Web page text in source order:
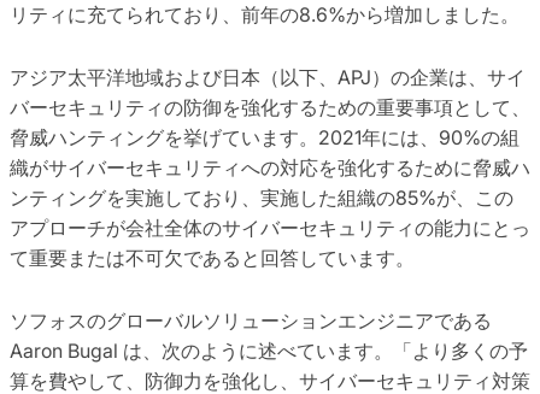
リティに充てられており、前年の8.6%から増加しました。
アジア太平洋地域および日本（以下、APJ）の企業は、サイ
バーセキュリティの防御を強化するための重要事項として、
脅威ハンティングを挙げています。2021年には、90%の組
織がサイバーセキュリティへの対応を強化するために脅威ハ
ンティングを実施しており、実施した組織の85%が、この
アプローチが会社全体のサイバーセキュリティの能力にとっ
て重要または不可欠であると回答しています。
ソフォスのグローバルソリューションエンジニアである
Aaron Bugal は、次のように述べています。「より多くの予
算を費やして、防御力を強化し、サイバーセキュリティ対策